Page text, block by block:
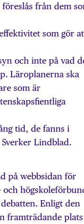
från dem
som gör
och inte på vad
Läroplanerna ska
som är
tid, de fanns i
Lindblad.
på webbsidan för
Enligt den
framträdande plats